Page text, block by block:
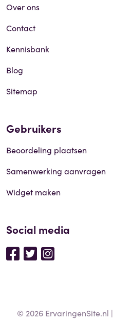
Over ons
Contact
Kennisbank
Blog
Sitemap
Gebruikers
Beoordeling plaatsen
Samenwerking aanvragen
Widget maken
Social media
© 2026 ErvaringenSite.nl |